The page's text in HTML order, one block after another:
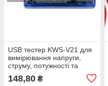
USB тестер KWS-V21 для
вимірювання напруги,
струму, потужності та
ємності, підтримка Quick
Charge
148,80 ₴